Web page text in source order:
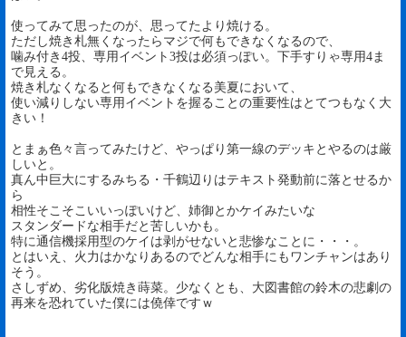
使ってみて思ったのが、思ってたより焼ける。
ただし焼き札無くなったらマジで何もできなくなるので、
噛み付き4投、専用イベント3投は必須っぽい。下手すりゃ専用4ま
で見える。
焼き札なくなると何もできなくなる美夏において、
使い減りしない専用イベントを握ることの重要性はとてつもなく大
きい！
とまぁ色々言ってみたけど、やっぱり第一線のデッキとやるのは厳
しいと。
真ん中巨大にするみちる・千鶴辺りはテキスト発動前に落とせるか
ら
相性そこそこいいっぽいけど、姉御とかケイみたいな
スタンダードな相手だと苦しいかも。
特に通信機採用型のケイは剥がせないと悲惨なことに・・・。
とはいえ、火力はかなりあるのでどんな相手にもワンチャンはあり
そう。
さしずめ、劣化版焼き蒔菜。少なくとも、大図書館の鈴木の悲劇の
再来を恐れていた僕には僥倖ですｗ